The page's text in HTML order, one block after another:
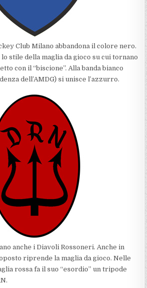
Club Milano abbandona il colore nero.
stile della maglia da gioco su cui tornano
con il “biscione”. Alla banda bianco
dell’AMDG) si unisce l’azzurro.
anche i Diavoli Rossoneri. Anche in
riprende la maglia da gioco. Nelle
rossa fa il suo “esordio” un tripode